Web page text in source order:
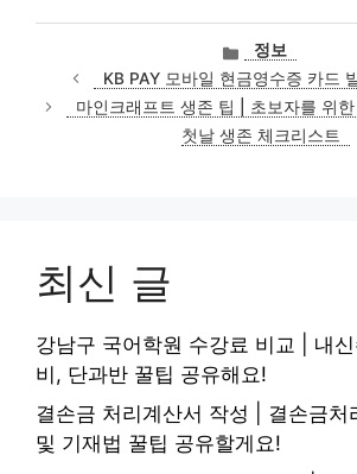
카
테
고
리
정보
KB PAY 모바일 현금영수증 카드
마인크래프트 생존 팁 | 초보자를 위한
첫날 생존 체크리스트
최신 글
강남구 국어학원 수강료 비교 | 내
비, 단과반 꿀팁 공유해요!
결손금 처리계산서 작성 | 결손금처
및 기재법 꿀팁 공유할게요!